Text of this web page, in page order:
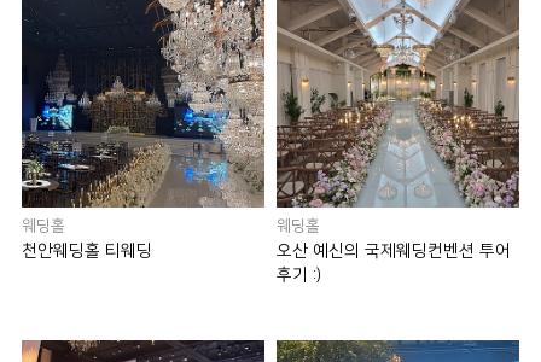
웨딩홀
천안웨딩홀 티웨딩
웨딩홀
오산 예신의 국제웨딩컨벤션 투어
후기 :)